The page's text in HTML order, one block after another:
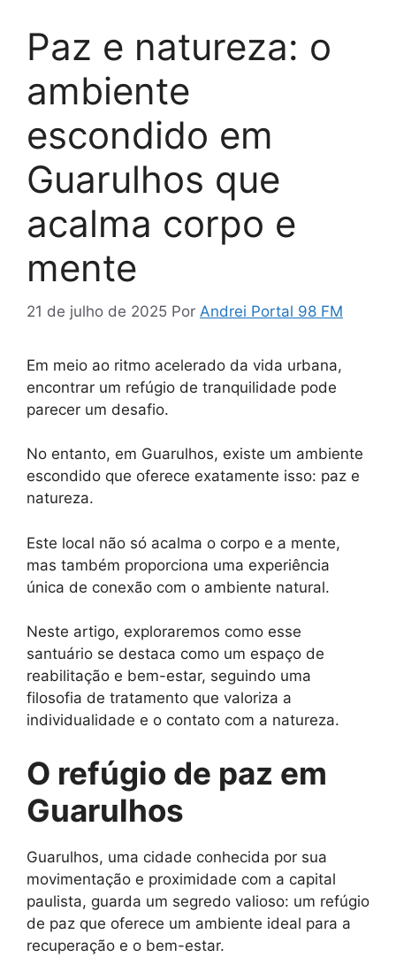
Paz e natureza: o
ambiente
escondido em
Guarulhos que
acalma corpo e
mente
21 de julho de 2025 Por Andrei Portal 98 FM
Em meio ao ritmo acelerado da vida urbana,
encontrar um refúgio de tranquilidade pode
parecer um desafio.
No entanto, em Guarulhos, existe um ambiente
escondido que oferece exatamente isso: paz e
natureza.
Este local não só acalma o corpo e a mente,
mas também proporciona uma experiência
única de conexão com o ambiente natural.
Neste artigo, exploraremos como esse
santuário se destaca como um espaço de
reabilitação e bem-estar, seguindo uma
filosofia de tratamento que valoriza a
individualidade e o contato com a natureza.
O refúgio de paz em
Guarulhos
Guarulhos, uma cidade conhecida por sua
movimentação e proximidade com a capital
paulista, guarda um segredo valioso: um refúgio
de paz que oferece um ambiente ideal para a
recuperação e o bem-estar.